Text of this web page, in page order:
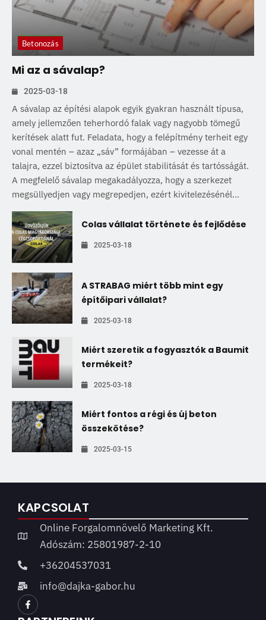
Betonozás
Mi az a sávalap?
2025-03-18
A sávalap az építési alapok egyik gyakran használt típusa,
amely jellemzően teherhordó falak vagy nagyobb tömegű
kerítések alatt fut. Feladata, hogy a felépítmény terheit egy
vonal mentén – azaz „sáv” formájában – vezesse át a
talajra, ezzel biztosítva az épület stabilitását és tartósságát.
A megfelelő sávalap megakadályozza, hogy a szerkezet
megsüllyedjen vagy megrepedjen, ezért kivitelezésénél...
Colas vállalat története és fejlődése
2025-03-18
A STRABAG miért több mint egy
építőipari vállalat?
2025-03-18
Miért szeretik a fogyasztók a Baumit
termékeit?
2025-03-18
Miért fontos a régi és új beton
összekötése?
2025-03-15
KAPCSOLAT
Online Forgalomnövelő Marketing Kft.
Adószám: 25801987-2-10
+36204537031
info@dajka-gabor.hu